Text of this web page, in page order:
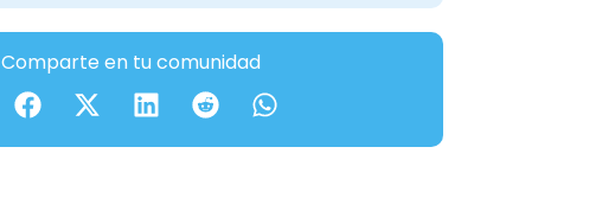
Comparte en tu comunidad